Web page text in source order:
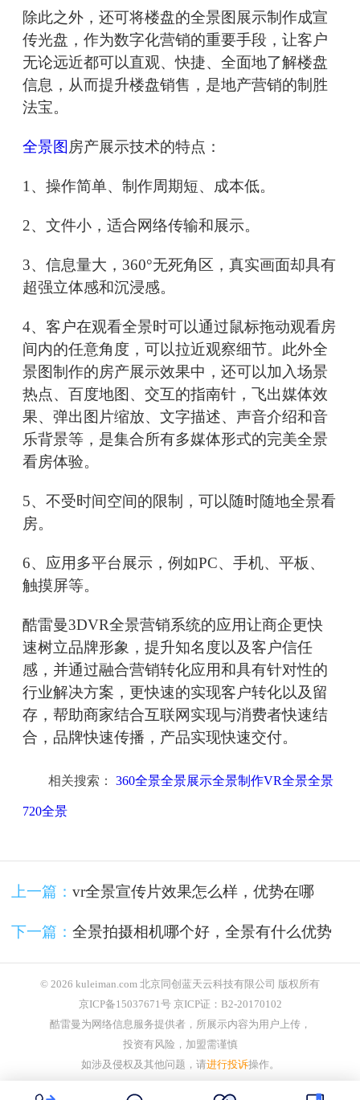
除此之外，还可将楼盘的全景图展示制作成宣
传光盘，作为数字化营销的重要手段，让客户
无论远近都可以直观、快捷、全面地了解楼盘
信息，从而提升楼盘销售，是地产营销的制胜
法宝。
全景图 房产展示技术的特点：
1、操作简单、制作周期短、成本低。
2、文件小，适合网络传输和展示。
3、信息量大，360°无死角区，真实画面却具有
超强立体感和沉浸感。
4、客户在观看全景时可以通过鼠标拖动观看房
间内的任意角度，可以拉近观察细节。此外全
景图制作的房产展示效果中，还可以加入场景
热点、百度地图、交互的指南针，飞出媒体效
果、弹出图片缩放、文字描述、声音介绍和音
乐背景等，是集合所有多媒体形式的完美全景
看房体验。
5、不受时间空间的限制，可以随时随地全景看
房。
6、应用多平台展示，例如PC、手机、平板、
触摸屏等。
酷雷曼3DVR全景营销系统的应用让商企更快
速树立品牌形象，提升知名度以及客户信任
感，并通过融合营销转化应用和具有针对性的
行业解决方案，更快速的实现客户转化以及留
存，帮助商家结合互联网实现与消费者快速结
合，品牌快速传播，产品实现快速交付。
相关搜索： 360全景全景展示全景制作VR全景全景
720全景
上一篇： vr全景宣传片效果怎么样，优势在哪
下一篇： 全景拍摄相机哪个好，全景有什么优势
© 2026 kuleiman.com 北京同创蓝天云科技有限公司 版权所有
京ICP备15037671号 京ICP证：B2-20170102
酷雷曼为网络信息服务提供者，所展示内容为用户上传，
投资有风险，加盟需谨慎
如涉及侵权及其他问题，请进行投诉操作。